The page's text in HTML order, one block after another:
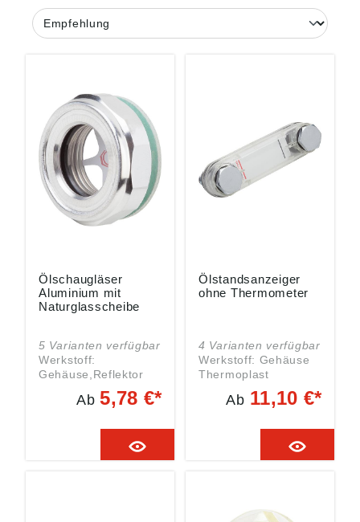
Ölschaugläser
Aluminium mit
Naturglasscheibe
5 Varianten verfügbar
Werkstoff:
Gehäuse,Reflektor
Sichtscheibe Natur-
Dichtung Viton®.
Sichtscheibe
Ab5,78 €*
Ölstandsanzeiger
ohne Thermometer
4 Varianten verfügbar
Werkstoff: Gehäuse
Thermoplast
Polyamid. O-Ring und
Flachdichtung Gummi
Aluminium. Schraube
und Sechskantmutter
alterungsbeständig,
Ab 11,10 €*